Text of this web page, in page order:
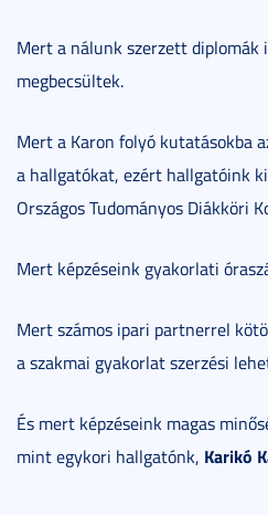
Mert a nálunk szerzett diplomák
megbecsültek.
Mert a Karon folyó kutatásokba
a hallgatókat, ezért hallgatóink
Országos Tudományos Diákköri
Mert képzéseink gyakorlati
Mert számos ipari partnerrel
a szakmai gyakorlat szerzési
És mert képzéseink magas
mint egykori hallgatónk, Karikó